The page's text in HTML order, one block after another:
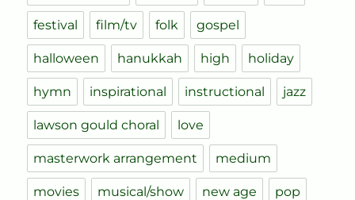
festival film/tv folk gospel
halloween hanukkah high holiday
hymn inspirational instructional jazz
lawson gould choral love
masterwork arrangement medium
movies musical/show new age pop